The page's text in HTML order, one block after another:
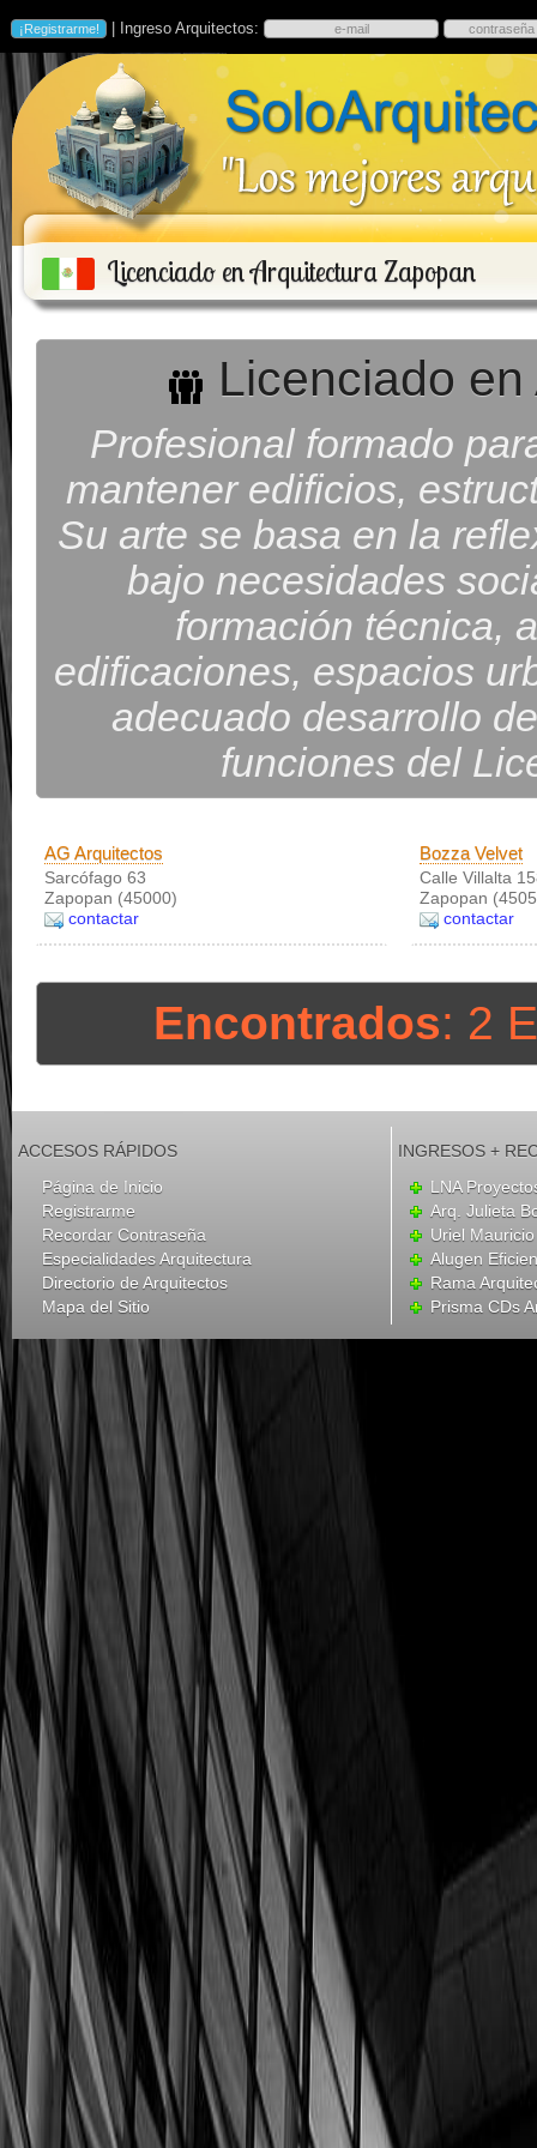
| Ingreso Arquitectos:
Licenciado en Arquitectura Zapopan
Licenciado
Profesional formado
mantener edificios,
Su arte se basa en la
bajo necesidades
formación técnica,
edificaciones, espacios
adecuado desarrollo
funciones del
AG Arquitectos
Sarcófago 63
Zapopan (45000)
contactar
Bozza Velvet
Calle Villalta
Zapopan
contactar
Encontrados: 2
ACCESOS RÁPIDOS
Página de Inicio
Registrarme
Recordar Contraseña
Especialidades Arquitectura
Directorio de Arquitectos
Mapa del Sitio
INGRESOS +
LNA
Arq. Julieta
Uriel
Alugen
Rama
Prisma CDs